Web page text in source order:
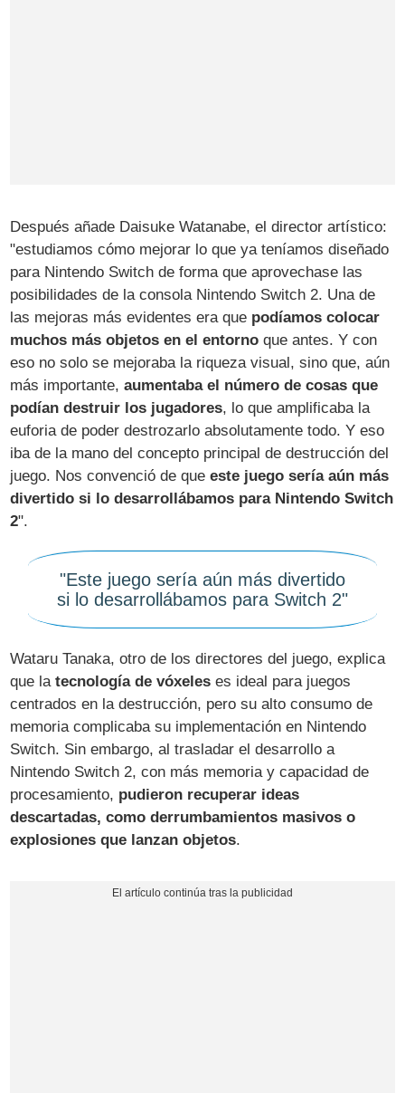
Después añade Daisuke Watanabe, el director artístico:
"estudiamos cómo mejorar lo que ya teníamos diseñado
para Nintendo Switch de forma que aprovechase las
posibilidades de la consola Nintendo Switch 2. Una de
las mejoras más evidentes era que podíamos colocar
muchos más objetos en el entorno que antes. Y con
eso no solo se mejoraba la riqueza visual, sino que, aún
más importante,aumentaba el número de cosas que
podían destruir los jugadores, lo que amplificaba la
euforia de poder destrozarlo absolutamente todo. Y eso
iba de la mano del concepto principal de destrucción del
juego. Nos convenció de queeste juego sería aún más
divertido si lo desarrollábamos para Nintendo Switch
2".
"Este juego sería aún más divertido
si lo desarrollábamos para Switch 2"
Wataru Tanaka, otro de los directores del juego, explica
que latecnología de vóxeles es ideal para juegos
centrados en la destrucción, pero su alto consumo de
memoria complicaba su implementación en Nintendo
Switch. Sin embargo, al trasladar el desarrollo a
Nintendo Switch 2, con más memoria y capacidad de
procesamiento, pudieron recuperar ideas
descartadas, como derrumbamientos masivos o
explosiones que lanzan objetos.